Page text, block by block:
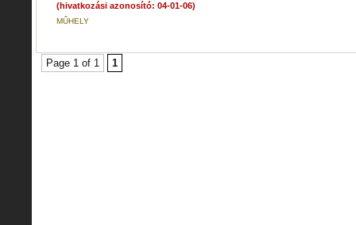
(hivatkozási azonosító: 04-01-06)
MŰHELY
Page 1 of 1 1